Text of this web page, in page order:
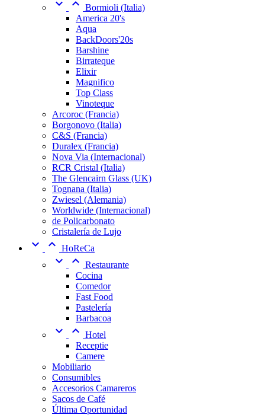
  Bormioli (Italia)
America 20's
Aqua
BackDoors'20s
Barshine
Birrateque
Elixir
Magnifico
Top Class
Vinoteque
Arcoroc (Francia)
Borgonovo (Italia)
C&S (Francia)
Duralex (Francia)
Nova Via (Internacional)
RCR Cristal (Italia)
The Glencairn Glass (UK)
Tognana (Italia)
Zwiesel (Alemania)
Worldwide (Internacional)
de Policarbonato
Cristalería de Lujo
  HoReCa
  Restaurante
Cocina
Comedor
Fast Food
Pastelería
Barbacoa
  Hotel
Receptie
Camere
Mobiliario
Consumibles
Accesorios Camareros
Sacos de Café
Última Oportunidad